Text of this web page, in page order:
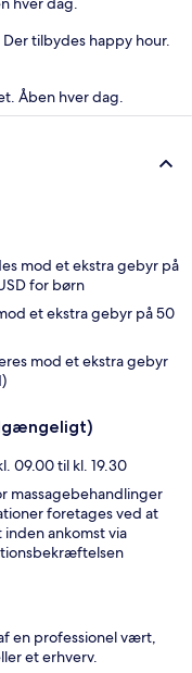
tilbydes happy hour.
Åben hver dag.
mod et ekstra gebyr på
for børn
et ekstra gebyr på 50
mod et ekstra gebyr
09.00 til kl. 19.30
massagebehandlinger
foretages ved at
ankomst via
en professionel vært,
et erhverv.